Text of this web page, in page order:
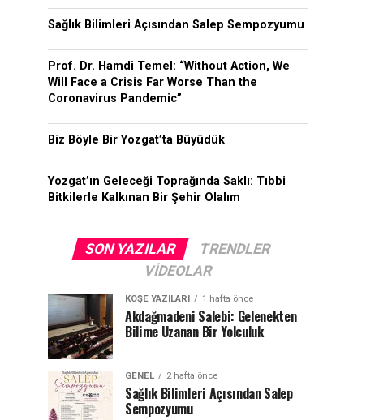
Sağlık Bilimleri Açısından Salep Sempozyumu
Prof. Dr. Hamdi Temel: “Without Action, We
Will Face a Crisis Far Worse Than the
Coronavirus Pandemic”
Biz Böyle Bir Yozgat’ta Büyüdük
Yozgat’ın Geleceği Toprağında Saklı: Tıbbi
Bitkilerle Kalkınan Bir Şehir Olalım
SON YAZILAR
TRENDLER
VIDEOLAR
KÖŞE YAZILARI 1 hafta önce
Akdağmadeni Salebi: Gelenekten
Bilime Uzanan Bir Yolculuk
GENEL 2 hafta önce
Sağlık Bilimleri Açısından Salep
Sempozyumu